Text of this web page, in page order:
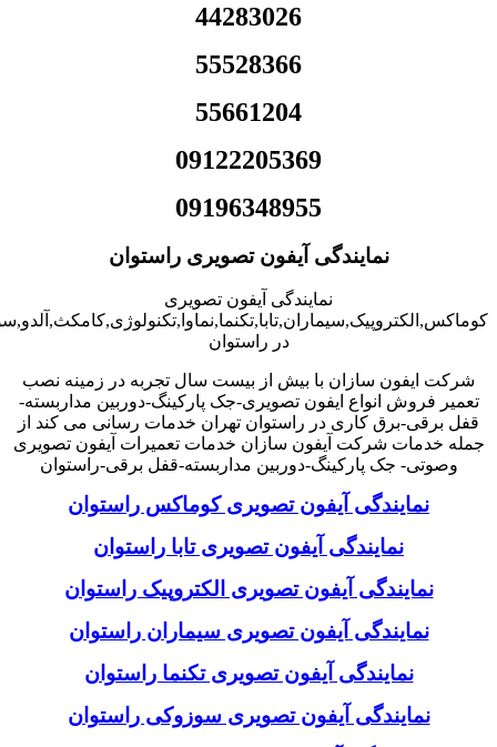
44283026
55528366
55661204
09122205369
09196348955
نمایندگی آیفون تصویری راستوان
نمایندگی آیفون تصویری
در راستوان
شرکت ایفون سازان با بیش از بیست سال تجربه در زمینه نصب
تعمیر فروش انواع ایفون تصویری-جک پارکینگ-دوربین مداربسته-
قفل برقی-برق کاری در راستوان تهران خدمات رسانی می کند از
جمله خدمات شرکت آیفون سازان خدمات تعمیرات آیفون تصویری
وصوتی- جک پارکینگ-دوربین مداربسته-قفل برقی-راستوان
نمایندگی آیفون تصویری کوماکس راستوان
نمایندگی آیفون تصویری تابا راستوان
نمایندگی آیفون تصویری الکتروپیک راستوان
نمایندگی آیفون تصویری سیماران راستوان
نمایندگی آیفون تصویری تکنما راستوان
نمایندگی آیفون تصویری سوزوکی راستوان